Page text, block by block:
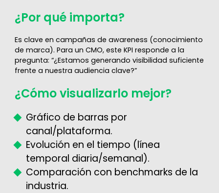
¿Por qué importa?
Es clave en campañas de awareness (conocimiento
de marca). Para un CMO, este KPI responde a la
pregunta: “¿Estamos generando visibilidad suficiente
frente a nuestra audiencia clave?”
¿Cómo visualizarlo mejor?
Gráfico de barras por
canal/plataforma.
Evolución en el tiempo (línea
temporal diaria/semanal).
Comparación con benchmarks de la
industria.